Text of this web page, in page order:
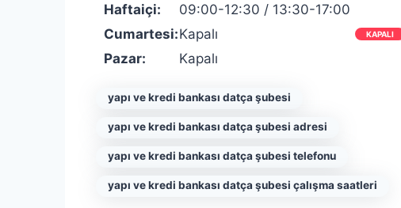
Haftaiçi:
09:00-12:30 / 13:30-17:00
Cumartesi:Kapalı KAPALI
Pazar: Kapalı
yapı ve kredi bankası datça şubesi
yapı ve kredi bankası datça şubesi adresi
yapı ve kredi bankası datça şubesi telefonu
yapı ve kredi bankası datça şubesi çalışma saatleri